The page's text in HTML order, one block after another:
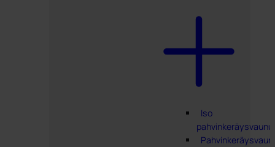
Iso
pahvinkeräysvaunu